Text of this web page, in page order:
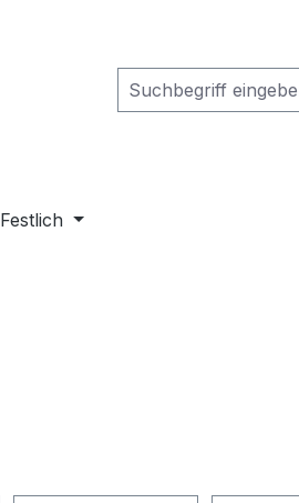
Festlich